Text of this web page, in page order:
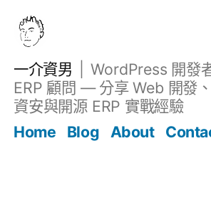
一介資男
WordPress 開發
ERP 顧問 — 分享 Web 開發
資安與開源 ERP 實戰經驗
Home
Blog About
文章